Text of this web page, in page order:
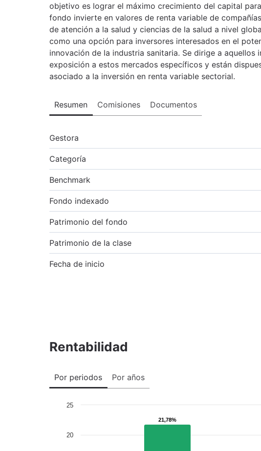
objetivo es lograr el máximo crecimiento del capital
fondo invierte en valores de renta variable de
de atención a la salud y ciencias de la salud a nivel
como una opción para inversores interesados en el
innovación de la industria sanitaria. Se dirige a aquellos
exposición a estos mercados específicos y están
asociado a la inversión en renta variable sectorial.
Resumen Comisiones Documentos
Gestora
Categoría
Benchmark
Fondo indexado
Patrimonio del fondo
Patrimonio de la clase
Fecha de inicio
Rentabilidad
Por periodos Por años
21,78%
21,78%
20
25